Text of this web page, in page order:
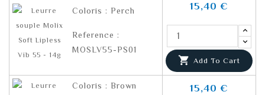
Coloris : Perch
Reference :
MOSLV55-PS01
15,40 €
 Add To Cart
Coloris : Brown
15,40 €